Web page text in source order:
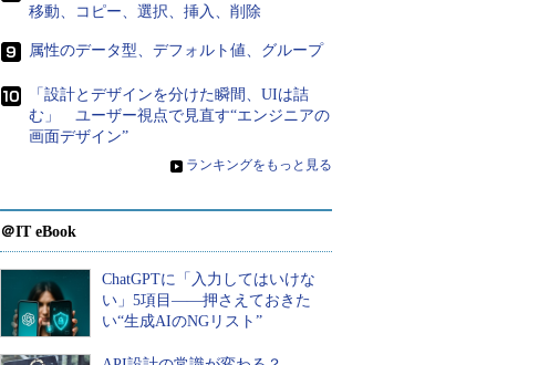
移動、コピー、選択、挿入、削除
属性のデータ型、デフォルト値、グループ
「設計とデザインを分けた瞬間、UIは詰
む」 ユーザー視点で見直す“エンジニアの
画面デザイン”
» ランキングをもっと見る
＠IT eBook
ChatGPTに「入力してはいけな
い」5項目――押さえておきた
い“生成AIのNGリスト”